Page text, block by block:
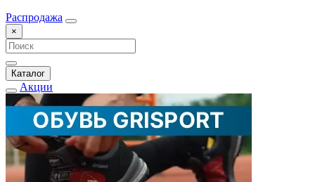
Распродажа
×
Каталог
Акции